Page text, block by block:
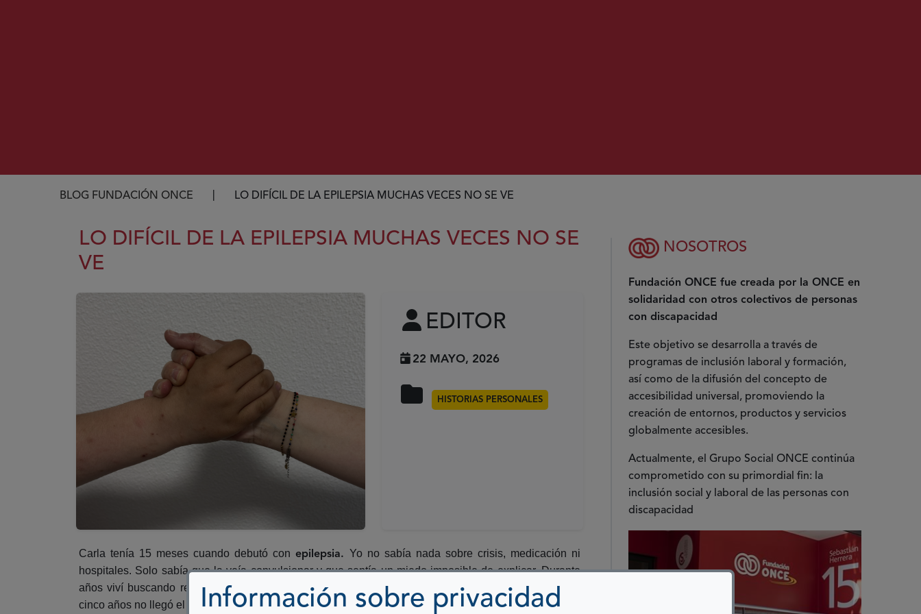
Información sobre privacidad
Ruta de navegación
BLOG FUNDACIÓN ONCE LO DIFÍCIL DE LA EPILEPSIA MUCHAS VECES NO SE VE
LO DIFÍCIL DE LA EPILEPSIA MUCHAS VECES NO SE
VE
EDITOR
22 MAYO, 2026
HISTORIAS PERSONALES
Carla tenía 15 meses cuando debutó conepilepsia. Yo no sabía nada sobre crisis, medicación ni
hospitales. Solo sabía que la veía convulsionar y que sentía un miedo imposible de explicar. Durante
años viví buscando respuestas, pasando consultas, pruebas y momentos muy duros. Hasta casi los
cinco años no llegó el diagnóstico: una mutación genética.
NOSOTROS
Fundación ONCE fue creada por la ONCE en
solidaridad con otros colectivos de personas
con discapacidad
Este objetivo se desarrolla a través de
programas de inclusión laboral y formación,
así como de la difusión del concepto de
accesibilidad universal, promoviendo la
creación de entornos, productos y servicios
globalmente accesibles.
Actualmente, el Grupo Social ONCE continúa
comprometido con su primordial fin: la
inclusión social y laboral de las personas con
discapacidad